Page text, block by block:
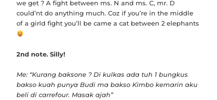
we get ? A fight between ms. N and ms. C, mr. D
could’nt do anything much. Coz if you’re in the middle
of a girld fight you’ll be came a cat between 2 elephants
2nd note. Silly!
Me: “Kurang baksone ? Di kulkas ada tuh 1 bungkus
bakso kuah punya Budi ma bakso Kimbo kemarin aku
beli di carrefour. Masak ajah”